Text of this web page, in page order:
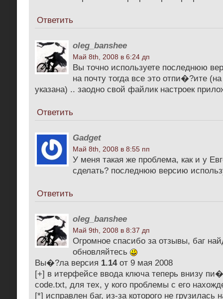
Ответить
oleg_banshee
Май 8th, 2008 в 6:24 дп
Вы точно используете последнюю
на почту тогда все это отпи�?ите
указана) .. заодно свой файлик настроек
Ответить
Gadget
Май 8th, 2008 в 8:55 пп
У меня такая же проблема, как и у
сделать? последнюю версию
Ответить
oleg_banshee
Май 9th, 2008 в 8:37 дп
Огромное спасибо за отзывы, баг
обновляйтесь
Вы�?ла версия 1.14от 9 мая 2008
[+] в итерфейсе ввода ключа теперь внизу
code.txt, для тех, у кого проблемы с его
[*] исправлен баг, из-за которого не грузилась